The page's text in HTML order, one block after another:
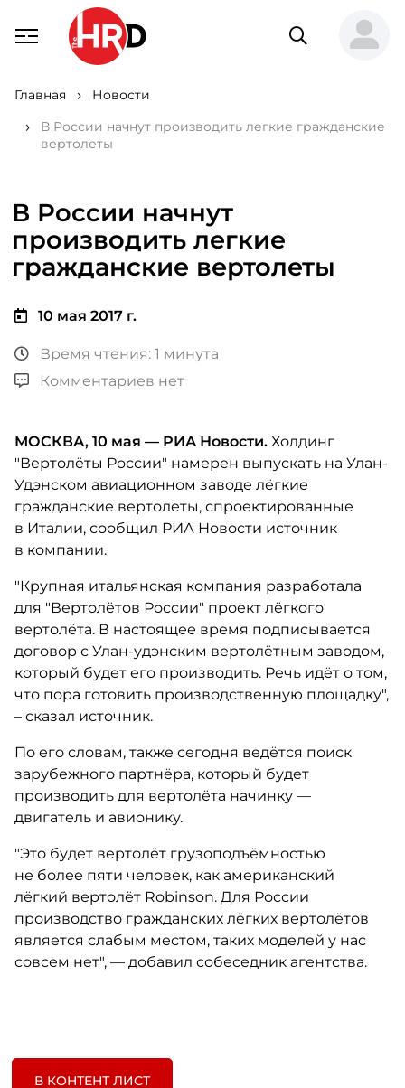
Главная
Новости
В России начнут производить легкие гражданские
вертолеты
В России начнут
производить легкие
гражданские вертолеты
10 мая 2017 г.
Время чтения: 1 минута
Комментариев нет
МОСКВА, 10 мая — РИА Новости. Холдинг
"Вертолёты России" намерен выпускать на Улан-
Удэнском авиационном заводе лёгкие
гражданские вертолеты, спроектированные
в Италии, сообщил РИА Новости источник
в компании.
"Крупная итальянская компания разработала
для "Вертолётов России" проект лёгкого
вертолёта. В настоящее время подписывается
договор с Улан-удэнским вертолётным заводом,
который будет его производить. Речь идёт о том,
что пора готовить производственную площадку",
– сказал источник.
По его словам, также сегодня ведётся поиск
зарубежного партнёра, который будет
производить для вертолёта начинку —
двигатель и авионику.
"Это будет вертолёт грузоподъёмностью
не более пяти человек, как американский
лёгкий вертолёт Robinson. Для России
производство гражданских лёгких вертолётов
является слабым местом, таких моделей у нас
совсем нет", — добавил собеседник агентства.
В КОНТЕНТ ЛИСТ